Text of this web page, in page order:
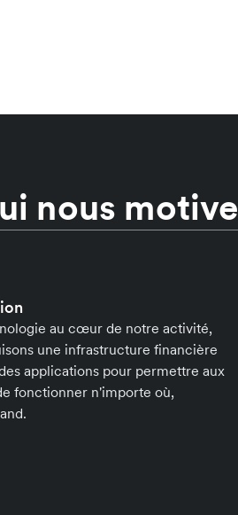
nous motive
au cœur de notre activité,
une infrastructure financière
applications pour permettre aux
fonctionner n'importe où,